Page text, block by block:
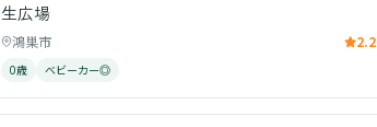
生広場
鴻巣市 2.2
0歳 ベビーカー◎